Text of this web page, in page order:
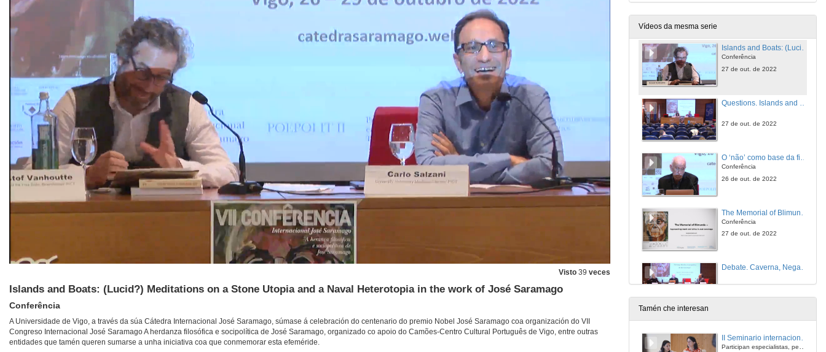
Visto 39 veces
Islands and Boats: (Lucid?) Meditations on a Stone Utopia and a Naval Heterotopia in the work of José Saramago
Conferência
A Universidade de Vigo, a través da súa Cátedra Internacional José Saramago, súmase á celebración do centenario do premio Nobel José Saramago coa organización do VII
Congreso Internacional José Saramago A herdanza filosófica e socipolítica de José Saramago, organizado co apoio do Camões-Centro Cultural Português de Vigo, entre outras
entidades que tamén queren sumarse a unha iniciativa coa que conmemorar esta efeméride.
Vídeos da mesma serie
27 de out. de 2022
Islands and Boats: (Lucid?) Meditations on a Stone Utopia and a Naval Heterotopia in the work of José Saramago
Conferência
27 de out. de 2022
27 de out. de 2022
O ‘não’ como base da filosofia, ideologia, e ética da obra de José Saramago
Conferência
26 de out. de 2022
Conferência
27 de out. de 2022
Debate. Caverna, Negação, Derrida
“O Eu e o Outro nos Poemas Possíveis: do sujeito lírico ao sujeito político”
28 de out. de 2022
Tamén che interesan
II Seminario internacional de pensamento contemporáneo. Pensar o Antropoceno
Participan especialistas, pensadores e pensadoras que traballan desde hai anos sobre temas de pensamento contemporáneo en universidades de Estados Unidos, Reino Unido, Canadá, México e España.